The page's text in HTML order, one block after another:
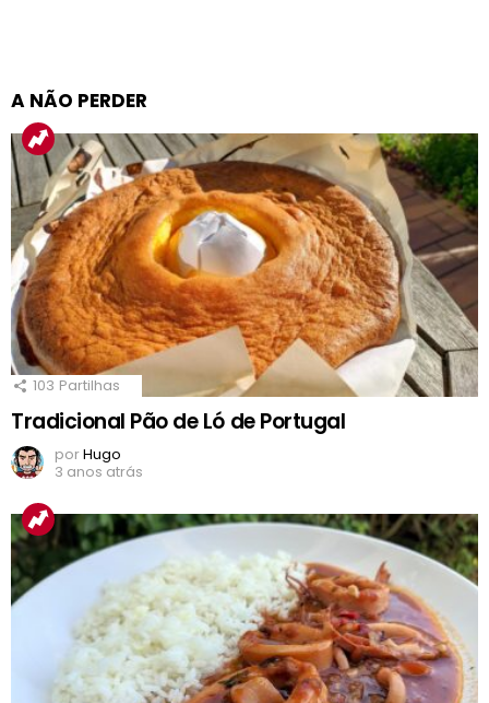
A NÃO PERDER
103 Partilhas
Tradicional Pão de Ló de Portugal
porHugo
3 anos atrás